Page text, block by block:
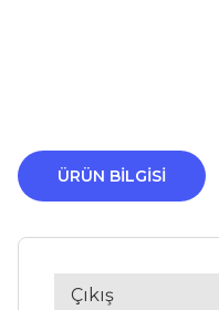
ÜRÜN BILGISI
Çıkış